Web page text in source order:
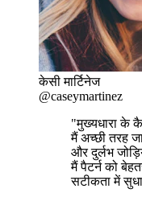
केसी मार्टिनेज
@caseymartinez
"मुख्यधारा के
मैं अच्छी तरह
और दुर्लभ
मैं पैटर्न को
सटीकता में